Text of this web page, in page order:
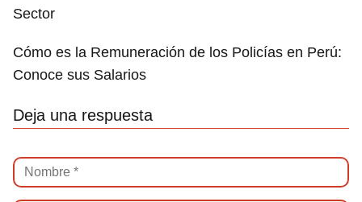
Sector
Cómo es la Remuneración de los Policías en Perú:
Conoce sus Salarios
Deja una respuesta